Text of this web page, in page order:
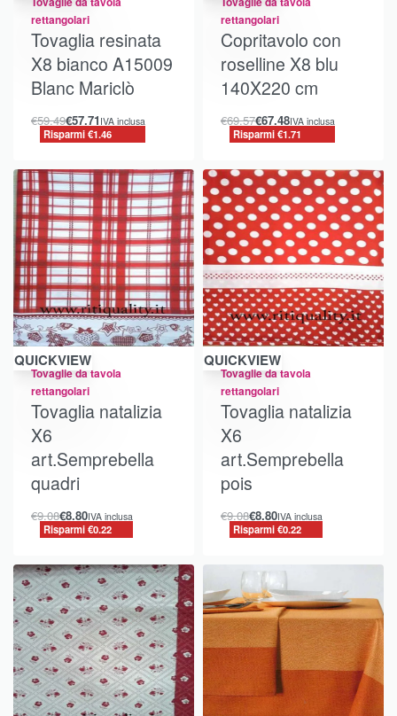
rettangolari
Tovaglia resinata
X8 bianco A15009
Blanc Mariclò
€59.49€57.71 IVA inclusa
Risparmi €1.46
rettangolari
Copritavolo con
roselline X8 blu
140X220 cm
€69.57€67.48IVA inclusa
Risparmi €1.71
Risparmi €0.22
QUICKVIEW
Tovaglie da tavola
rettangolari
Tovaglia natalizia
X6
art.Semprebella
quadri
€9.08€8.80IVA inclusa
Risparmi €0.22
Risparmi €0.22
QUICKVIEW
Tovaglie da tavola
rettangolari
Tovaglia natalizia
X6
art.Semprebella
pois
€9.08€8.80IVA inclusa
Risparmi €0.22